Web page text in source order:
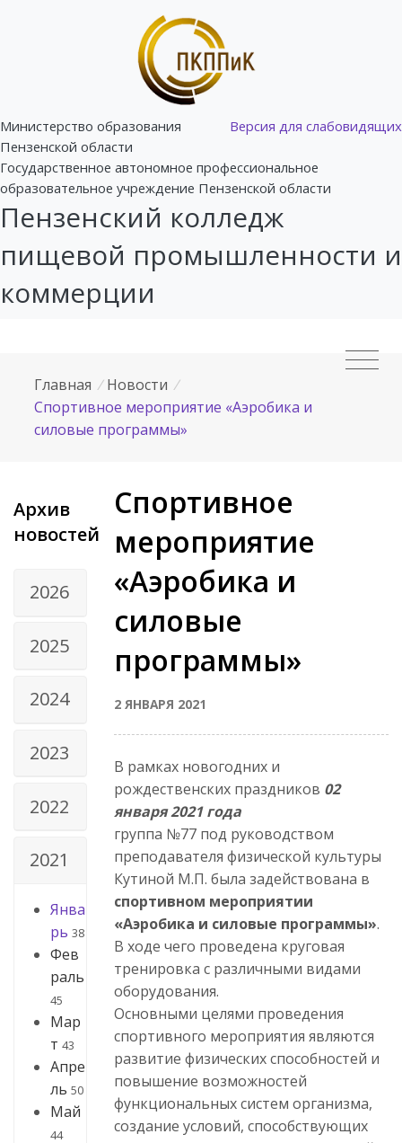
Версия для слабовидящих
Министерство образования
Пензенской области
Государственное автономное профессиональное
образовательное учреждение Пензенской области
Пензенский колледж
пищевой промышленности и
коммерции
Главная / Новости /
Спортивное мероприятие «Аэробика и
силовые программы»
Архив
новостей
2026
2025
2024
2023
2022
2021
Янва
рь 38
Фев
раль
45
Мар
т 43
Апре
ль 50
Май
44
Спортивное
мероприятие
«Аэробика и
силовые
программы»
2 ЯНВАРЯ 2021
В рамках новогодних и
рождественских праздников 02
января 2021 года
группа №77 под руководством
преподавателя физической культуры
Кутиной М.П. была задействована в
спортивном мероприятии
«Аэробика и силовые программы».
В ходе чего проведена круговая
тренировка с различными видами
оборудования.
Основными целями проведения
спортивного мероприятия являются
развитие физических способностей и
повышение возможностей
функциональных систем организма,
создание условий, способствующих